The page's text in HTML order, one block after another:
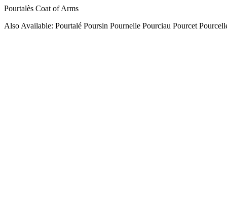
Pourtalès Coat of Arms
Also Available: Pourtalé Poursin Pournelle Pourciau Pourcet